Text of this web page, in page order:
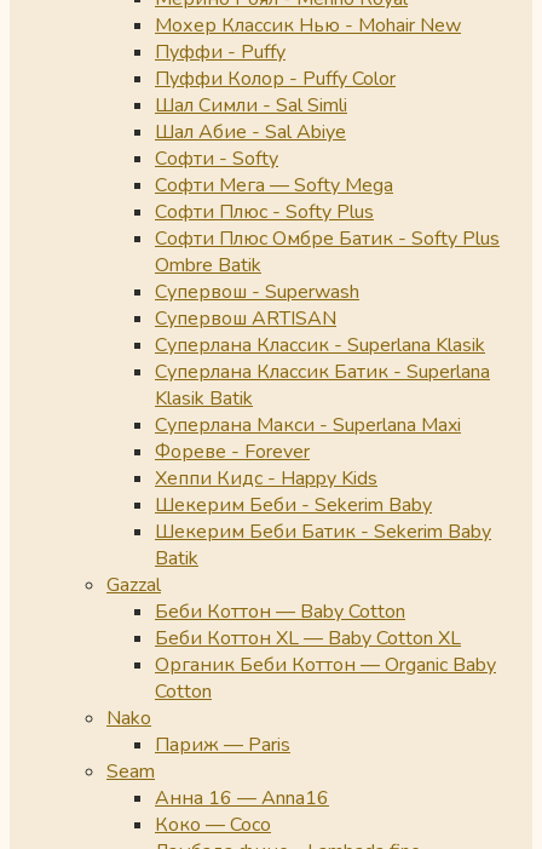
Мохер Классик Нью - Mohair New
Пуффи - Puffy
Пуффи Колор - Puffy Color
Шал Симли - Sal Simli
Шал Абие - Sal Abiye
Софти - Softy
Софти Мега — Softy Mega
Софти Плюс - Softy Plus
Софти Плюс Омбре Батик - Softy Plus
Ombre Batik
Супервош - Superwash
Супервош ARTISAN
Суперлана Классик - Superlana Klasik
Суперлана Классик Батик - Superlana
Klasik Batik
Суперлана Макси - Superlana Maxi
Фореве - Forever
Хеппи Кидс - Happy Kids
Шекерим Беби - Sekerim Baby
Шекерим Беби Батик - Sekerim Baby
Batik
Gazzal
Беби Коттон — Baby Cotton
Беби Коттон XL — Baby Cotton XL
Органик Беби Коттон — Organic Baby
Cotton
Nako
Париж — Paris
Seam
Анна 16 — Anna16
Коко — Coco